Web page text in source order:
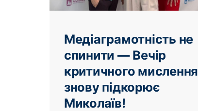
Медіаграмотність не
спинити — Вечір
критичного мислення
знову підкорює
Миколаїв!